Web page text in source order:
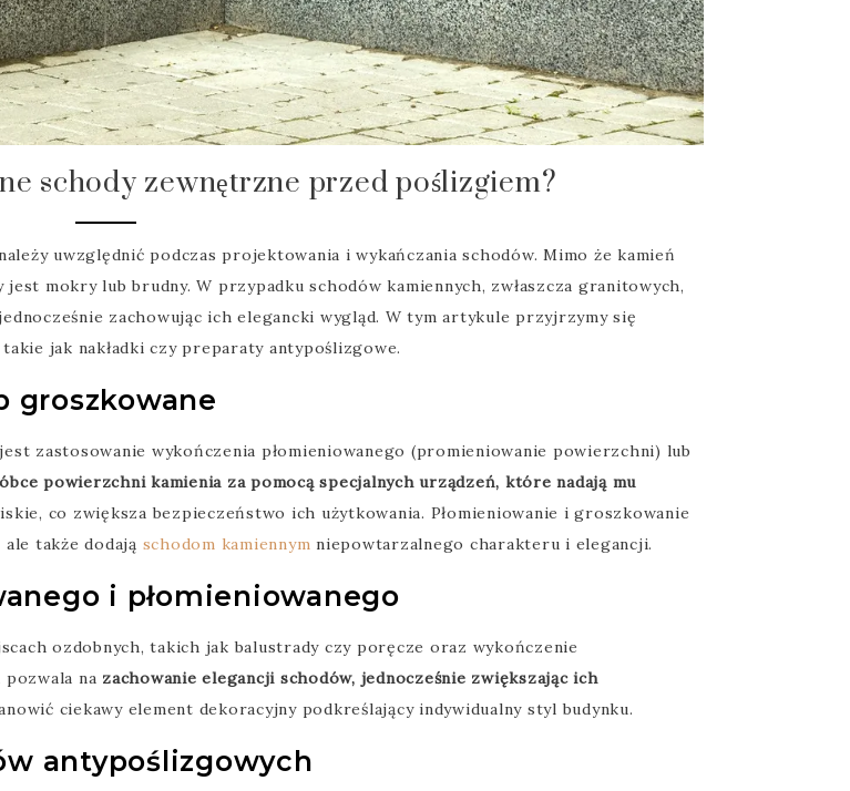
schody zewnętrzne przed poślizgiem?
uwzględnić podczas projektowania i wykańczania schodów. Mimo że kamień
jest mokry lub brudny. W przypadku schodów kamiennych, zwłaszcza granitowych,
zachowując ich elegancki wygląd. W tym artykule przyjrzymy się
jak nakładki czy preparaty antypoślizgowe.
groszkowane
zastosowanie wykończenia płomieniowanego (promieniowanie powierzchni) lub
powierzchni kamienia za pomocą specjalnych urządzeń, które nadają mu
co zwiększa bezpieczeństwo ich użytkowania. Płomieniowanie i groszkowanie
także dodają schodom kamiennym niepowtarzalnego charakteru i elegancji.
i płomieniowanego
ozdobnych, takich jak balustrady czy poręcze oraz wykończenie
pozwala na zachowanie elegancji schodów, jednocześnie zwiększając ich
ciekawy element dekoracyjny podkreślający indywidualny styl budynku.
antypoślizgowych